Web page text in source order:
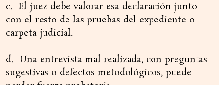
c.- El juez debe valorar esa declaración junto
con el resto de las pruebas del expediente o
carpeta judicial.
d.- Una entrevista mal realizada, con preguntas
sugestivas o defectos metodológicos, puede